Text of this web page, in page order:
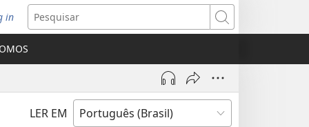
in
Pesquisar
LER EM